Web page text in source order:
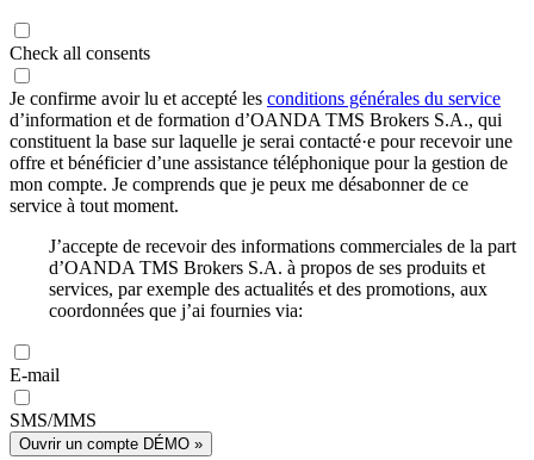
Check all consents
Je confirme avoir lu et accepté les conditions générales du service
d’information et de formation d’OANDA TMS Brokers S.A., qui
constituent la base sur laquelle je serai contacté·e pour recevoir une
offre et bénéficier d’une assistance téléphonique pour la gestion de
mon compte. Je comprends que je peux me désabonner de ce
service à tout moment.
J’accepte de recevoir des informations commerciales de la part
d’OANDA TMS Brokers S.A. à propos de ses produits et
services, par exemple des actualités et des promotions, aux
coordonnées que j’ai fournies via:
E-mail
SMS/MMS
Ouvrir un compte DÉMO »